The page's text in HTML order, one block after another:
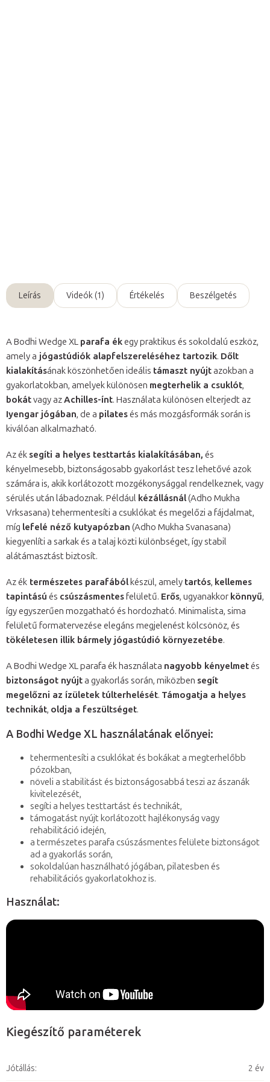
Leírás Videók (1) Értékelés Beszélgetés
A Bodhi Wedge XL parafa ékegy praktikus és sokoldalú eszköz,
amely a jógastúdiók alapfelszereléséhez tartozik. Dőlt
kialakításának köszönhetően ideális támaszt nyújtazokban a
gyakorlatokban, amelyek különösen megterhelik a csuklót,
bokátvagy azAchilles-ínt. Használata különösen elterjedt az
Iyengar jógában, de a pilatesés más mozgásformák során is
kiválóan alkalmazható.
Az ék segíti a helyes testtartás kialakításában, és
kényelmesebb, biztonságosabb gyakorlást tesz lehetővé azok
számára is, akik korlátozott mozgékonysággal rendelkeznek, vagy
sérülés után lábadoznak. Például kézállásnál(Adho Mukha
Vrksasana) tehermentesíti a csuklókat és megelőzi a fájdalmat,
míg lefelé néző kutyapózban (Adho Mukha Svanasana)
kiegyenlíti a sarkak és a talaj közti különbséget, így stabil
alátámasztást biztosít.
Az ék természetes parafából készül, amely tartós, kellemes
tapintású és csúszásmentesfelületű. Erős, ugyanakkor könnyű,
így egyszerűen mozgatható és hordozható. Minimalista, sima
felületű formatervezése elegáns megjelenést kölcsönöz, és
tökéletesen illik bármely jógastúdió környezetébe.
A Bodhi Wedge XL parafa ék használata nagyobb kényelmetés
biztonságot nyújta gyakorlás során, miközben segít
megelőzni az ízületek túlterhelését. Támogatja a helyes
technikát, oldja a feszültséget.
A Bodhi Wedge XL használatának előnyei:
tehermentesíti a csuklókat és bokákat a megterhelőbb
pózokban,
növeli a stabilitást és biztonságosabbá teszi az ászanák
kivitelezését,
segíti a helyes testtartást és technikát,
támogatást nyújt korlátozott hajlékonyság vagy
rehabilitáció idején,
a természetes parafa csúszásmentes felülete biztonságot
ad a gyakorlás során,
sokoldalúan használható jógában, pilatesben és
rehabilitációs gyakorlatokhoz is.
Használat:
Kiegészítő paraméterek
Jótállás: 2 év